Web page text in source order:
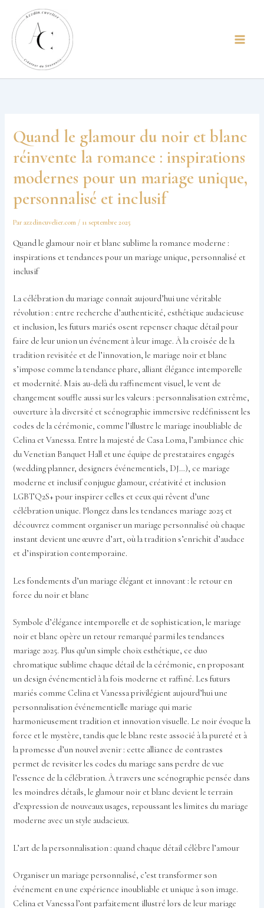
principal
contenu
Quand le glamour du noir et blanc
réinvente la romance : inspirations
modernes pour un mariage unique,
personnalisé et inclusif
Parazzdincuvelier.com / 11 septembre 2025
Quand le glamour noir et blanc sublime la romance moderne :
inspirations et tendances pour un mariage unique, personnalisé et
inclusif
La célébration du mariage connaît aujourd’hui une véritable
révolution : entre recherche d’authenticité, esthétique audacieuse
et inclusion, les futurs mariés osent repenser chaque détail pour
faire de leur union un événement à leur image. À la croisée de la
tradition revisitée et de l’innovation, le mariage noir et blanc
s’impose comme la tendance phare, alliant élégance intemporelle
et modernité. Mais au-delà du raffinement visuel, le vent de
changement souffle aussi sur les valeurs : personnalisation extrême,
ouverture à la diversité et scénographie immersive redéfinissent les
codes de la cérémonie, comme l’illustre le mariage inoubliable de
Celina et Vanessa. Entre la majesté de Casa Loma, l’ambiance chic
du Venetian Banquet Hall et une équipe de prestataires engagés
(wedding planner, designers événementiels, DJ…), ce mariage
moderne et inclusif conjugue glamour, créativité et inclusion
LGBTQ2S+ pour inspirer celles et ceux qui rêvent d’une
célébration unique. Plongez dans les tendances mariage 2025 et
découvrez comment organiser un mariage personnalisé où chaque
instant devient une œuvre d’art, où la tradition s’enrichit d’audace
et d’inspiration contemporaine.
Les fondements d’un mariage élégant et innovant : le retour en
force du noir et blanc
Symbole d’élégance intemporelle et de sophistication, le mariage
noir et blanc opère un retour remarqué parmi les tendances
mariage 2025. Plus qu’un simple choix esthétique, ce duo
chromatique sublime chaque détail de la cérémonie, en proposant
un design événementiel à la fois moderne et raffiné. Les futurs
mariés comme Celina et Vanessa privilégient aujourd’hui une
personnalisation événementielle mariage qui marie
harmonieusement tradition et innovation visuelle. Le noir évoque la
force et le mystère, tandis que le blanc reste associé à la pureté et à
la promesse d’un nouvel avenir : cette alliance de contrastes
permet de revisiter les codes du mariage sans perdre de vue
l’essence de la célébration. À travers une scénographie pensée dans
les moindres détails, le glamour noir et blanc devient le terrain
d’expression de nouveaux usages, repoussant les limites du mariage
moderne avec un style audacieux.
L’art de la personnalisation : quand chaque détail célèbre l’amour
Organiser un mariage personnalisé, c’est transformer son
événement en une expérience inoubliable et unique à son image.
Celina et Vanessa l’ont parfaitement illustré lors de leur mariage